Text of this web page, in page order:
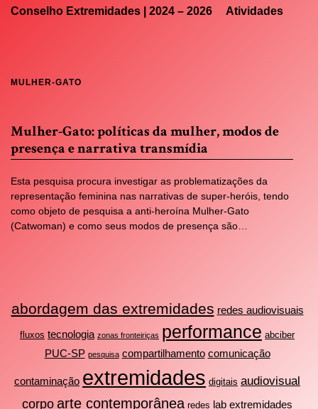
Conselho Extremidades | 2024 – 2026
Atividades
MULHER-GATO
Mulher-Gato: políticas da mulher, modos de
presença e narrativa transmídia
Esta pesquisa procura investigar as problematizações da
representação feminina nas narrativas de super-heróis, tendo
como objeto de pesquisa a anti-heroína Mulher-Gato
(Catwoman) e como seus modos de presença são…
abordagem das extremidades redes audiovisuais
fluxos tecnologia zonas fronteiriças performance abciber
PUC-SP pesquisa compartilhamento comunicação
contaminação extremidades digitais audiovisual
corpo arte contemporânea redes lab extremidades